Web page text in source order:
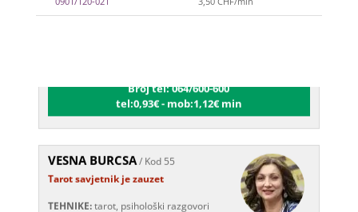
Tarot savjetnik je slobodan
tel:0,93€ - mob:1,12€ min
VESNA BURCSA/ Kod 55
Tarot savjetnik je zauzet